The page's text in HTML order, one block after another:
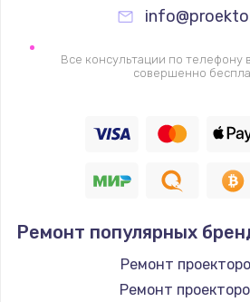
Замена
Заказать
Настройка
Заказать
Ремонт
1150 руб.
Заказать
Все консультации по телефону
совершенно
Ремонт популярных
Ремонт
Ремонт